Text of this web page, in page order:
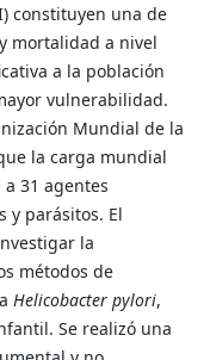
constituyen una de
mortalidad a nivel
a la población
vulnerabilidad.
Mundial de la
la carga mundial
31 agentes
y parásitos. El
la
métodos de
Helicobacter pylori,
Se realizó una